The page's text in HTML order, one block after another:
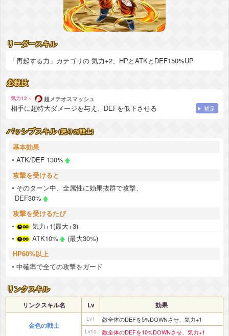
リーダースキル
「再起する力」カテゴリの 気力+2、HPとATKとDEF150%UP
必殺技
気力12 ~ 超メテオスマッシュ
相手に超特大ダメージを与え、DEFを低下させる 補足
パッシブスキル (怒りの戦士)
基本効果
ATK/DEF 130%
攻撃を受けると
そのターン中、全属性に効果抜群で攻撃、
DEF30%
攻撃を受けるたび
気力+1(最大+3)
ATK10%
(最大30%)
HP60%以上
中確率で全ての攻撃をガード
リンクスキル
リンクスキル名 Lv 効果
金色の戦士
Lv1 敵全体のDEFを5%DOWNさせ、気力+1
Lv10 敵全体のDEFを10%DOWNさせ、気力+1